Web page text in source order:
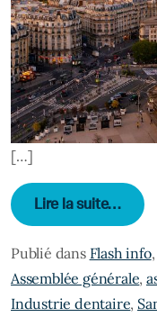
[…]
Lire la suite…from
Publié dans Flash info
Assemblée générale,
Industrie dentaire,